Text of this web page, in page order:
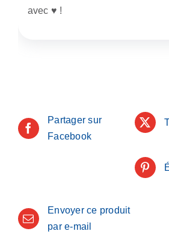
avec ♥️ !
Partager sur
Facebook
Envoyer ce produit
par e-mail